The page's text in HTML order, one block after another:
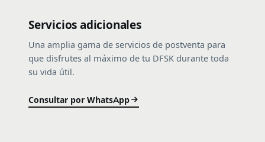
Servicios adicionales
Una amplia gama de servicios de postventa para
que disfrutes al máximo de tu DFSK durante toda
su vida útil.
Consultar por WhatsApp